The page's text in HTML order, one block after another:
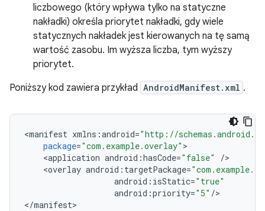
liczbowego (który wpływa tylko na statyczne
nakładki) określa priorytet nakładki, gdy wiele
statycznych nakładek jest kierowanych na tę samą
wartość zasobu. Im wyższa liczba, tym wyższy
priorytet.
Poniższy kod zawiera przykład AndroidManifest.xml .
<manifest xmlns :android="http://
package="com.example.overlay"
<application android :hasCode="false" /
<overlay android : targetPackage=
android : isStatic="true"
android :priority="5" />
</manifest